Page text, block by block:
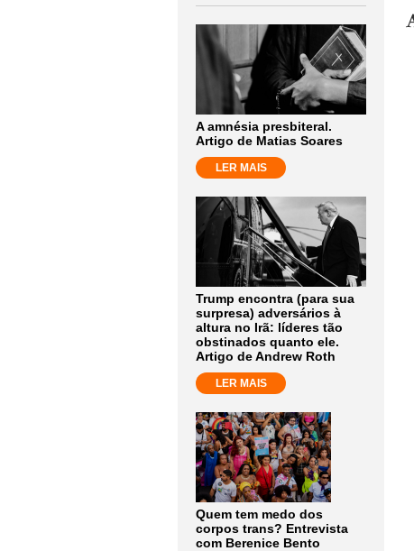
A amnésia presbiteral.
Artigo de Matias Soares
LER MAIS
Trump encontra (para sua
surpresa) adversários à
altura no Irã: líderes tão
obstinados quanto ele.
Artigo de Andrew Roth
LER MAIS
Quem tem medo dos
corpos trans? Entrevista
com Berenice Bento